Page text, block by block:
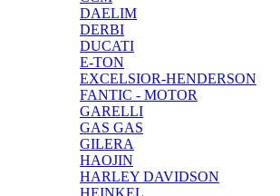
DAELIM
DERBI
DUCATI
E-TON
EXCELSIOR-HENDERSON
FANTIC - MOTOR
GARELLI
GAS GAS
GILERA
HAOJIN
HARLEY DAVIDSON
HEINKEL